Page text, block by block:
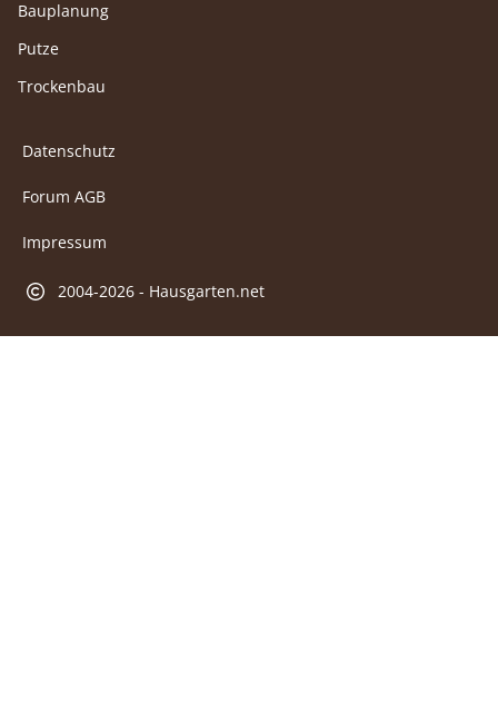
Bauplanung
Putze
Trockenbau
Datenschutz
Forum AGB
Impressum
2004-2026 - Hausgarten.net